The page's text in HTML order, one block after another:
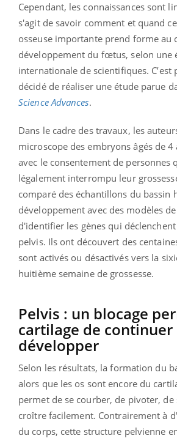
Cependant, les connaissances sont
s'agit de savoir comment et quand
osseuse importante prend forme au
développement du fœtus, selon une
internationale de scientifiques.
décidé de réaliser une étude parue
Science Advances.
Dans le cadre des travaux, les
microscope des embryons âgés de 4
avec le consentement de personnes
légalement interrompu leur
comparé des échantillons du bassin
développement avec des modèles
d'identifier les gènes qui
pelvis. Ils ont découvert des
sont activés ou désactivés vers la
huitième semaine de grossesse.
Pelvis : un blocage
cartilage de continuer
développer
Selon les résultats, la formation du
alors que les os sont encore du
permet de se courber, de pivoter, de
croître facilement. Contrairement à
du corps, cette structure pelvienne